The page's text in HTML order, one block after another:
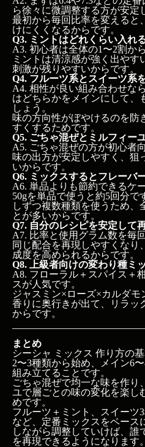
ら徐々に微調整する方が安定
最初から毎回比率を変えると
けにくくなるからです。
Q3. ミントはどれくらい入れ
A3. 初心者は全体の1〜2割か
ミントは清涼感が強く出やす
刺激が残りやすいからです。
Q4. フルーツ系とスイーツ系
A4. 相性が良い組み合わせな
はどちらかをメインにして、
しょう。
味の方向性がぼやけるのを防
すくするためです。
Q5. ごちゃ混ぜとミルフィー
A5. ごちゃ混ぜの方が初心者
味の出方が安定しやすく、狙
いからです。
Q6. ミックスするとフレーバ
A6. 単品よりも節約できるケ
50gを単品で使うと約5回分
しずつ複数種類を使うため、
とが多いからです。
Q7. 自分のレシピを安定して
A7. 比率と使用グラム数を毎
同じ配合を再現しやすくなり
成度を高められるからです。
Q8. 上級者向けの変わり種ミ
A8. フローラル＋スパイス＋
スが人気です。
ジャスミン×ローズ×カルダモ
香りに奥行きが出て、リラッ
からです。
まとめ
シーシャ ミックス 作り方の
2〜3種類から始め、メイン6
組み立てることです。
ごちゃ混ぜで均一な味を作り
ユで層ごとの味の変化を楽し
めです。
フルーツ＋ミント、スイーツ
など、定番ミックスをベース
しながら調整していけば、誰
を再現できるようになります。